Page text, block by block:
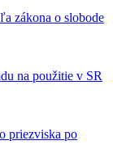
zákona o slobode
na použitie v SR
priezviska po